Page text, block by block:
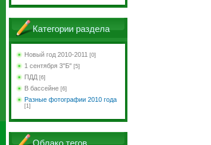
Категории раздела
Новый год 2010-2011 [0]
1 сентября 3"Б" [5]
ПДД [6]
В бассейне [6]
Разные фотографии 2010 года
[1]